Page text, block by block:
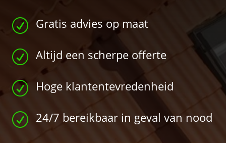
R Gratis advies op maat
R Altijd een scherpe offerte
R Hoge klantentevredenheid
R 24/7 bereikbaar in geval van nood